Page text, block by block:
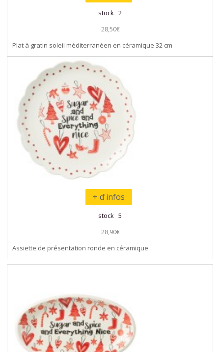
stock 2
28,50€
Plat à gratin soleil méditerranéen en céramique 32 cm
+ d'infos
stock 5
28,90€
Assiette de présentation ronde en céramique